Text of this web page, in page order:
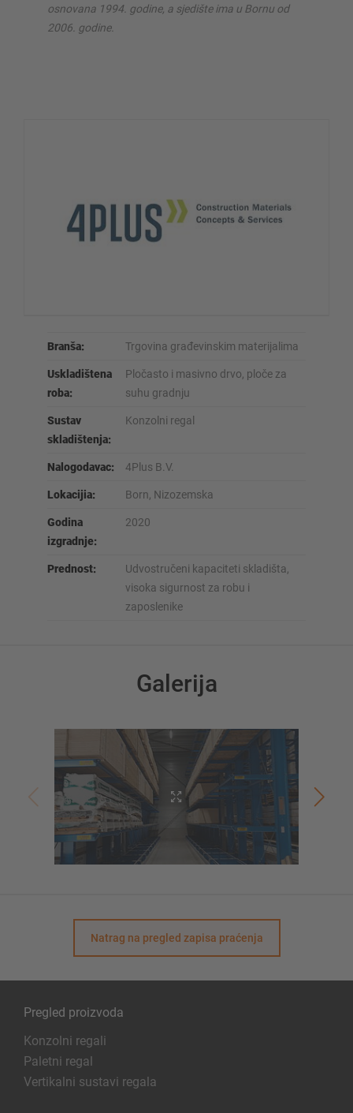
osnovana 1994. godine, a sjedište ima u Bornu od
2006. godine.
Branša: Trgovina građevinskim materijalima
Uskladištena
roba:
Pločasto i masivno drvo, ploče za
suhu gradnju
Sustav
skladištenja:
Konzolni regal
Nalogodavac: 4Plus B.V.
Lokacijia: Born, Nizozemska
Godina
izgradnje:
2020
Prednost:
Udvostručeni kapaciteti skladišta,
visoka sigurnost za robu i
zaposlenike
Galerija
Natrag na pregled zapisa praćenja
Pregled proizvoda
Konzolni regali
Paletni regal
Vertikalni sustavi regala